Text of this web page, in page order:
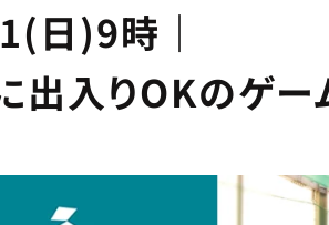
日)9時｜
出入りOKのゲー